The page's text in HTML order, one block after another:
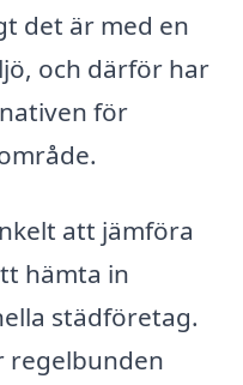
det är med en
och därför har
för
att jämföra
hämta in
städföretag.
regelbunden